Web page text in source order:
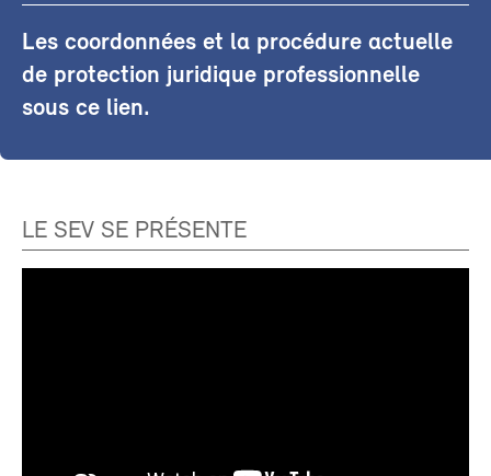
Les coordonnées et la procédure actuelle
de protection juridique professionnelle
sous ce lien.
LE SEV SE PRÉSENTE